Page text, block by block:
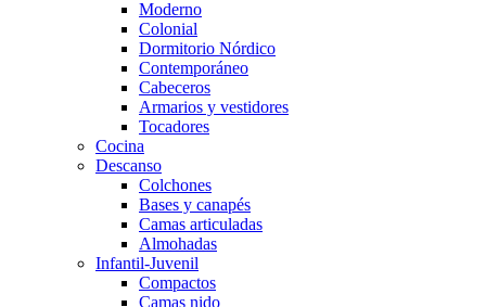
Moderno
Colonial
Dormitorio Nórdico
Contemporáneo
Cabeceros
Armarios y vestidores
Tocadores
Cocina
Descanso
Colchones
Bases y canapés
Camas articuladas
Almohadas
Infantil-Juvenil
Compactos
Camas nido